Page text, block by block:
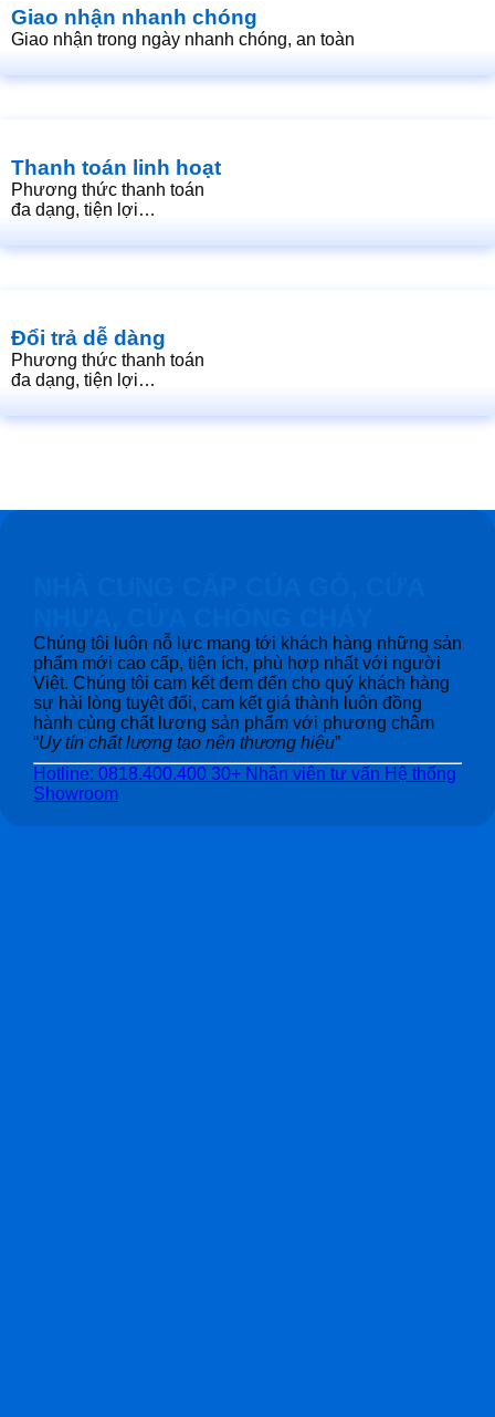
Giao nhận nhanh chóng
Giao nhận trong ngày nhanh chóng, an toàn
Thanh toán linh hoạt
Phương thức thanh toán
đa dạng, tiện lợi…
Đổi trả dễ dàng
Phương thức thanh toán
đa dạng, tiện lợi…
Chúng tôi luôn nỗ lực mang tới khách hàng những sản
phẩm mới cao cấp, tiện ích, phù hợp nhất với người
Việt. Chúng tôi cam kết đem đến cho quý khách hàng
sự hài lòng tuyệt đối, cam kết giá thành luôn đồng
hành cùng chất lượng sản phẩm với phương châm
“Uy tín chất lượng tạo nên thương hiệu”
Hotline: 0818.400.400 30+ Nhân viên tư vấn Hệ thống
Showroom